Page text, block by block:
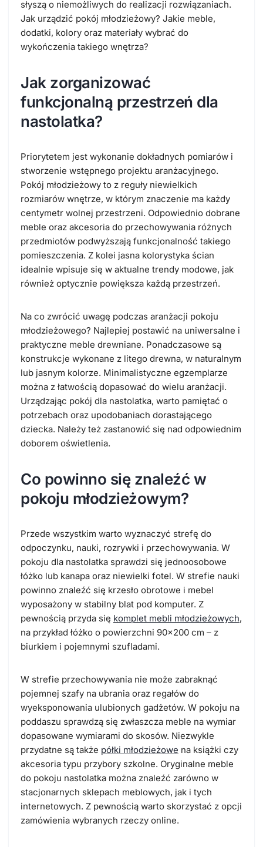
słyszą o niemożliwych do realizacji rozwiązaniach.
Jak urządzić pokój młodzieżowy? Jakie meble,
dodatki, kolory oraz materiały wybrać do
wykończenia takiego wnętrza?
Jak zorganizować
funkcjonalną przestrzeń dla
nastolatka?
Priorytetem jest wykonanie dokładnych pomiarów i
stworzenie wstępnego projektu aranżacyjnego.
Pokój młodzieżowy to z reguły niewielkich
rozmiarów wnętrze, w którym znaczenie ma każdy
centymetr wolnej przestrzeni. Odpowiednio dobrane
meble oraz akcesoria do przechowywania różnych
przedmiotów podwyższają funkcjonalność takiego
pomieszczenia. Z kolei jasna kolorystyka ścian
idealnie wpisuje się w aktualne trendy modowe, jak
również optycznie powiększa każdą przestrzeń.
Na co zwrócić uwagę podczas aranżacji pokoju
młodzieżowego? Najlepiej postawić na uniwersalne i
praktyczne meble drewniane. Ponadczasowe są
konstrukcje wykonane z litego drewna, w naturalnym
lub jasnym kolorze. Minimalistyczne egzemplarze
można z łatwością dopasować do wielu aranżacji.
Urządzając pokój dla nastolatka, warto pamiętać o
potrzebach oraz upodobaniach dorastającego
dziecka. Należy też zastanowić się nad odpowiednim
doborem oświetlenia.
Co powinno się znaleźć w
pokoju młodzieżowym?
Przede wszystkim warto wyznaczyć strefę do
odpoczynku, nauki, rozrywki i przechowywania. W
pokoju dla nastolatka sprawdzi się jednoosobowe
łóżko lub kanapa oraz niewielki fotel. W strefie nauki
powinno znaleźć się krzesło obrotowe i mebel
wyposażony w stabilny blat pod komputer. Z
pewnością przyda się komplet mebli młodzieżowych,
na przykład łóżko o powierzchni 90×200 cm – z
biurkiem i pojemnymi szufladami.
W strefie przechowywania nie może zabraknąć
pojemnej szafy na ubrania oraz regałów do
wyeksponowania ulubionych gadżetów. W pokoju na
poddaszu sprawdzą się zwłaszcza meble na wymiar
dopasowane wymiarami do skosów. Niezwykle
przydatne są także półki młodzieżowe na książki czy
akcesoria typu przybory szkolne. Oryginalne meble
do pokoju nastolatka można znaleźć zarówno w
stacjonarnych sklepach meblowych, jak i tych
internetowych. Z pewnością warto skorzystać z opcji
zamówienia wybranych rzeczy online.